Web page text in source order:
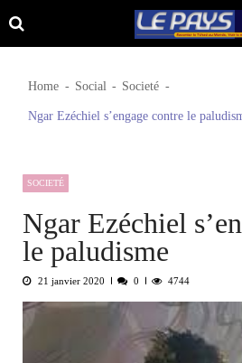
Skip
to
Skip
to
Home Social Societé
Ngar Ezéchiel s’engage contre le
SOCIETÉ
Ngar Ezéchiel
le paludisme
21 janvier 2020 0 4744